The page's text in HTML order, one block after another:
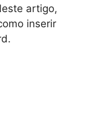
artigo,
inserir